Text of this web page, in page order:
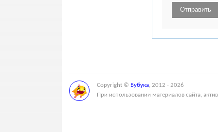
Copyright © Бубука, 2012 - 2026
При использовании материалов сайта,